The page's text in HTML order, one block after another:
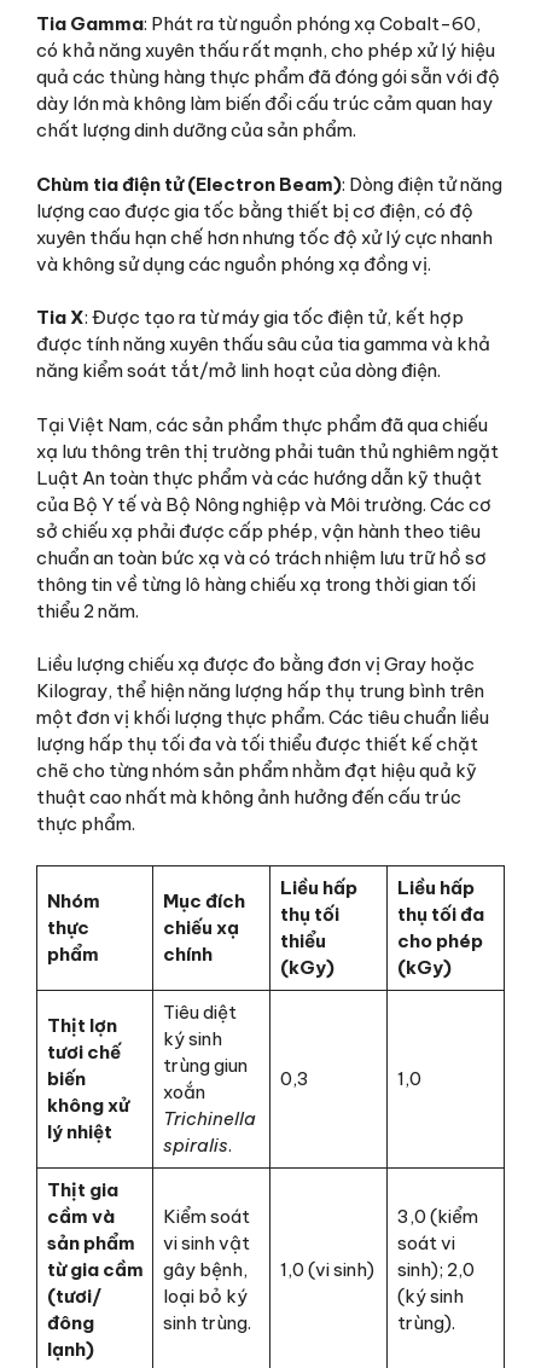
Tia Gamma: Phát ra từ nguồn phóng xạ Cobalt-60,
có khả năng xuyên thấu rất mạnh, cho phép xử lý hiệu
quả các thùng hàng thực phẩm đã đóng gói sẵn với độ
dày lớn mà không làm biến đổi cấu trúc cảm quan hay
chất lượng dinh dưỡng của sản phẩm.
Chùm tia điện tử (Electron Beam): Dòng điện tử năng
lượng cao được gia tốc bằng thiết bị cơ điện, có độ
xuyên thấu hạn chế hơn nhưng tốc độ xử lý cực nhanh
và không sử dụng các nguồn phóng xạ đồng vị.
Tia X: Được tạo ra từ máy gia tốc điện tử, kết hợp
được tính năng xuyên thấu sâu của tia gamma và khả
năng kiểm soát tắt/mở linh hoạt của dòng điện.
Tại Việt Nam, các sản phẩm thực phẩm đã qua chiếu
xạ lưu thông trên thị trường phải tuân thủ nghiêm ngặt
Luật An toàn thực phẩm và các hướng dẫn kỹ thuật
của Bộ Y tế và Bộ Nông nghiệp và Môi trường. Các cơ
sở chiếu xạ phải được cấp phép, vận hành theo tiêu
chuẩn an toàn bức xạ và có trách nhiệm lưu trữ hồ sơ
thông tin về từng lô hàng chiếu xạ trong thời gian tối
thiểu 2 năm.
Liều lượng chiếu xạ được đo bằng đơn vị Gray hoặc
Kilogray, thể hiện năng lượng hấp thụ trung bình trên
một đơn vị khối lượng thực phẩm. Các tiêu chuẩn liều
lượng hấp thụ tối đa và tối thiểu được thiết kế chặt
chẽ cho từng nhóm sản phẩm nhằm đạt hiệu quả kỹ
thuật cao nhất mà không ảnh hưởng đến cấu trúc
thực phẩm.
Nhóm
thực
phẩm
Mục đích
chiếu xạ
chính
Liều hấp
thụ tối
thiểu
(kGy)
Liều hấp
thụ tối đa
cho phép
(kGy)
Thịt lợn
tươi chế
biến
không xử
lý nhiệt
Tiêu diệt
ký sinh
trùng giun
xoắn
Trichinella
spiralis.
0,3 1,0
Thịt gia
cầm và
sản phẩm
từ gia cầm
(tươi/
đông
lạnh)
Kiểm soát
vi sinh vật
gây bệnh,
loại bỏ ký
sinh trùng.
1,0 (vi sinh)
3,0 (kiểm
soát vi
sinh); 2,0
(ký sinh
trùng).